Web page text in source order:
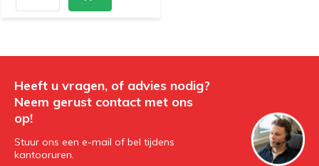
Heeft u vragen, of advies nodig?
Neem gerust contact met ons
op!
Stuur ons een e-mail of bel tijdens
kantooruren.